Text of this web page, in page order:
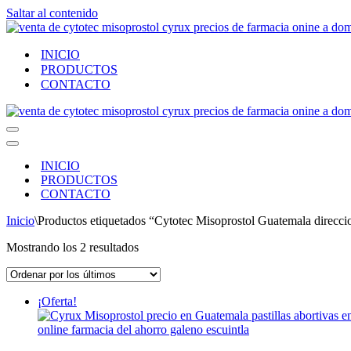
Saltar al contenido
INICIO
PRODUCTOS
CONTACTO
Menú
de
Menú
navegación
INICIO
PRODUCTOS
CONTACTO
Inicio\Productos etiquetados “Cytotec Misoprostol Guatemala
Mostrando los 2 resultadosOrdenado
los
¡Oferta!